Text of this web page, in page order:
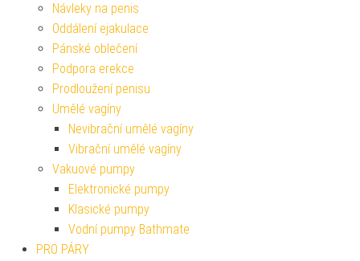
Návleky na penis
Oddálení ejakulace
Pánské oblečení
Podpora erekce
Prodloužení penisu
Umělé vagíny
Nevibrační umělé vagíny
Vibrační umělé vagíny
Vakuové pumpy
Elektronické pumpy
Klasické pumpy
Vodní pumpy Bathmate
PRO PÁRY